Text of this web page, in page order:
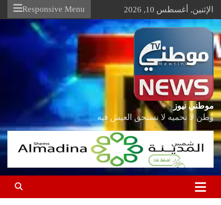
Skip
content
الإثنين, أغسطس 10, 2026 Responsive Menu
موطني نيوز
وطن لا نحميه لا نستحق العيش فيه